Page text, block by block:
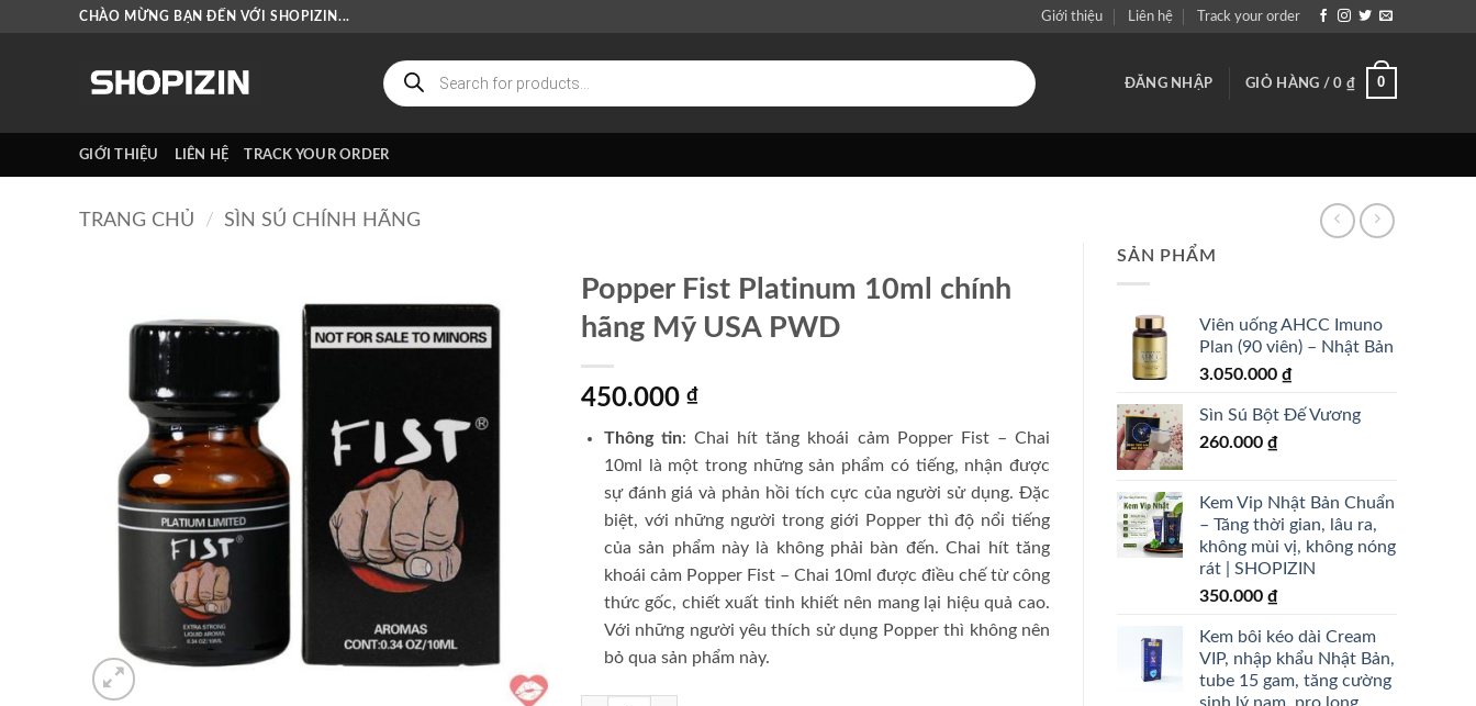
CHÀO MỪNG BẠN ĐẾN VỚI SHOPIZIN... Giới thiệu Liên hệ Track your order
Tìm
kiếm
sản
phẩm
ĐĂNG NHẬP GIỎ HÀNG /0 ₫ 0
GIỚI THIỆU LIÊN HỆ TRACK YOUR ORDER
TRANG CHỦ / SÌN SÚ CHÍNH HÃNG
SẢN PHẨM
Viên uống AHCC Imuno
Plan (90 viên) – Nhật Bản
3.050.000 ₫
Sìn Sú Bột Đế Vương
260.000 ₫
Kem Vip Nhật Bản Chuẩn
– Tăng thời gian, lâu ra,
không mùi vị, không nóng
rát | SHOPIZIN
350.000 ₫
Kem bôi kéo dài Cream
VIP, nhập khẩu Nhật Bản,
tube 15 gam, tăng cường
sinh lý nam, pro long
Popper Fist Platinum 10ml chính
hãng Mỹ USA PWD
450.000 ₫
Thông tin: Chai hít tăng khoái cảm Popper Fist – Chai
10ml là một trong những sản phẩm có tiếng, nhận được
sự đánh giá và phản hồi tích cực của người sử dụng. Đặc
biệt, với những người trong giới Popper thì độ nổi tiếng
của sản phẩm này là không phải bàn đến. Chai hít tăng
khoái cảm Popper Fist – Chai 10ml được điều chế từ công
thức gốc, chiết xuất tinh khiết nên mang lại hiệu quả cao.
Với những người yêu thích sử dụng Popper thì không nên
bỏ qua sản phẩm này.